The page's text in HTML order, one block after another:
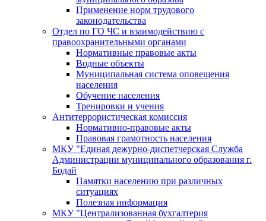
Применение норм трудового
законодательства
Отдел по ГО ЧС и взаимодействию с
правоохранительными органами
Нормативные правовые акты
Водные объекты
Муниципальная система оповещения
населения
Обучение населения
Тренировки и учения
Антитеррористическая комиссия
Нормативно-правовые акты
Правовая грамотность населения
МКУ "Единая дежурно-диспетчерская Служба
Администрации муниципального образования г.
Бодай
Памятки населению при различных
ситуациях
Полезная информация
МКУ "Централизованная бухгалтерия